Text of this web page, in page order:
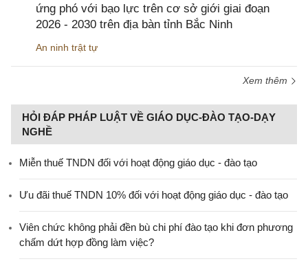
ứng phó với bạo lực trên cơ sở giới giai đoạn
2026 - 2030 trên địa bàn tỉnh Bắc Ninh
An ninh trật tự
Xem thêm
HỎI ĐÁP PHÁP LUẬT VỀ GIÁO DỤC-ĐÀO TẠO-DẠY
NGHỀ
Miễn thuế TNDN đối với hoạt động giáo dục - đào tạo
Ưu đãi thuế TNDN 10% đối với hoạt động giáo dục - đào tạo
Viên chức không phải đền bù chi phí đào tạo khi đơn phương
chấm dứt hợp đồng làm việc?